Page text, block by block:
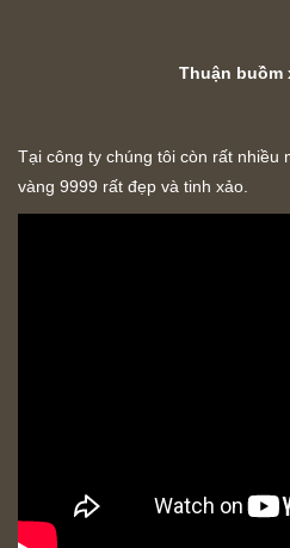
Thuận buồm
Tại công ty chúng tôi còn rất nhiều
vàng 9999 rất đẹp và tinh xảo.